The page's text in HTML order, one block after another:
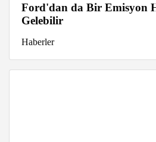
Ford'dan da Bir Emisyon
Gelebilir
Haberler